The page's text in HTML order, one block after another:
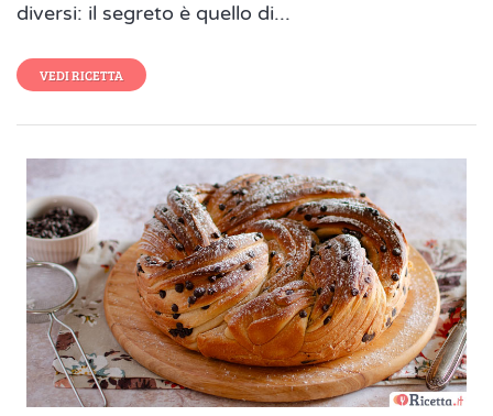
diversi: il segreto è quello di...
VEDI RICETTA